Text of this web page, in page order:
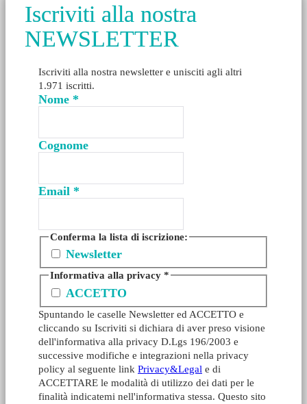
Iscriviti alla nostra
NEWSLETTER
Iscriviti alla nostra newsletter e unisciti agli altri
1.971 iscritti.
Nome *
Cognome
Email *
Conferma la lista di iscrizione:
Newsletter
Informativa alla privacy*
ACCETTO
Spuntando le caselle Newsletter ed ACCETTO e
cliccando su Iscriviti si dichiara di aver preso visione
dell'informativa alla privacy D.Lgs 196/2003 e
successive modifiche e integrazioni nella privacy
policy al seguente link Privacy&Legal e di
ACCETTARE le modalità di utilizzo dei dati per le
finalità indicatemi nell'informativa stessa. Questo sito